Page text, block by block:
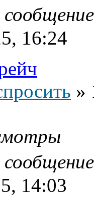
16:24
»
14:03